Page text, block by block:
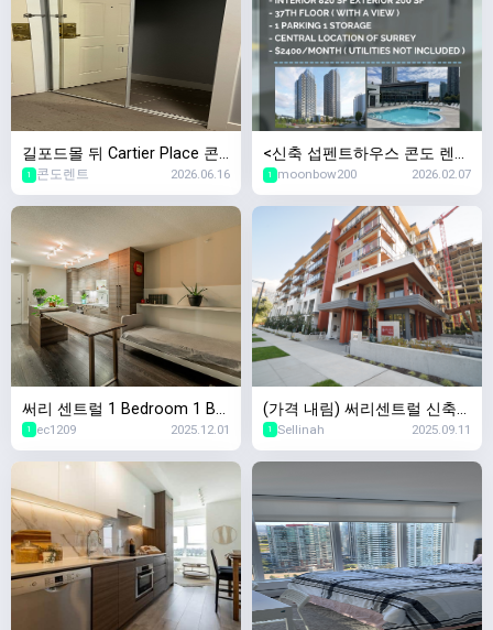
길포드몰 뒤 Cartier Place 콘
도 렌트합니다
1 콘도렌트 2026.06.16
<신축 섭펜트하우스 콘도 렌트
> Modern Sub-Penthouse 2B
DR + 2BATH Condo in Heart
of Surrey Central
1 moonbow200 2026.02.07
써리 센트럴 1 Bedroom 1 Bat
hroom 고층 아파트 (Surrey C
entral 스카이트레인 역까지 도
1 ec1209 2025.12.01
(가격 내림) 써리센트럴 신축
콘도 1 Bed + Den 렌트 즉시
입주 가능
1 Sellinah 2025.09.11